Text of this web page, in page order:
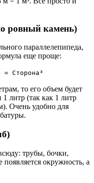
ровный камень)
параллелепипеда,
еще проще:
Сторона³
то его объем будет
литр (так как 1 литр
Очень удобно для
трубы, бочки,
окружность, а